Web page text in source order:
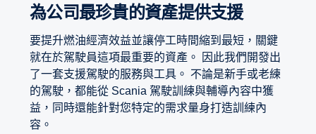
為公司最珍貴的資產提供支援
要提升燃油經濟效益並讓停工時間縮到最短，關鍵
就在於駕駛員這項最重要的資產。 因此我們開發出
了一套支援駕駛的服務與工具。 不論是新手或老練
的駕駛，都能從 Scania 駕駛訓練與輔導內容中獲
益，同時還能針對您特定的需求量身打造訓練內
容。